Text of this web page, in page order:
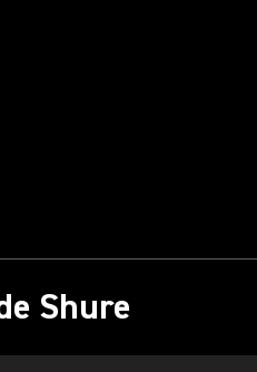
Shure